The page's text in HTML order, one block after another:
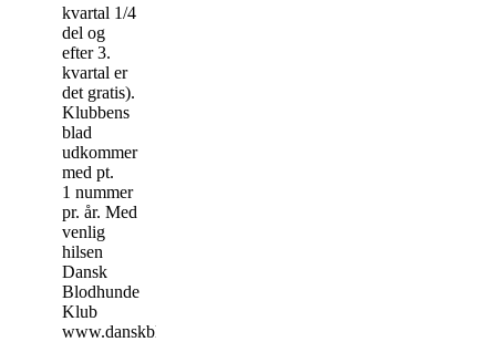
kvartal 1/4
del og
efter 3.
kvartal er
det gratis).
Klubbens
blad
udkommer
med pt.
1 nummer
pr. år. Med
venlig
hilsen
Dansk
Blodhunde
Klub
www.danskblodhundeklub.dk